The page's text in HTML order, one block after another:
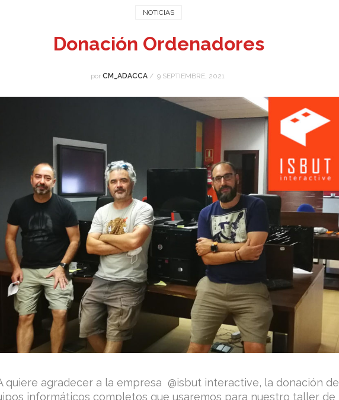
NOTICIAS
Donación Ordenadores
por CM_ADACCA / 9 SEPTIEMBRE, 2021
quiere agradecer a la empresa @isbut interactive, la donación de
informáticos completos que usaremos para nuestro taller de